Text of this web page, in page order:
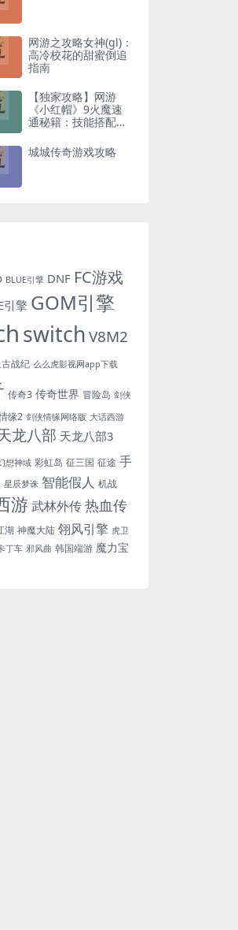
网游之攻略女神(gl)：
高冷校花的甜蜜倒追
指南
【独家攻略】网游
《小红帽》9火魔速
通秘籍：技能搭配与
城城传奇游戏攻略
BLUE引擎 DNF FC游戏
引擎 GOM引擎
switchV8M2
战纪 么么虎影视网app下载
传奇3 传奇世界 冒险岛 剑侠
缘2 剑侠情缘网络版 大话西游
龙八部 天龙八部3
想神域 彩虹岛 征三国 征途 手
星辰梦诛 智能假人 机战
游 武林外传热血传
湖 神魔大陆 翎风引擎 虎卫
丁车 邪风曲 韩国端游 魔力宝